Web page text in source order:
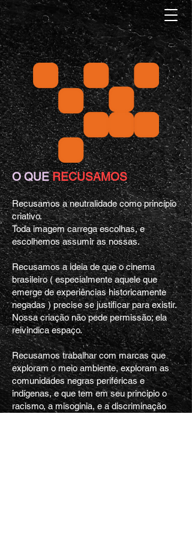
O QUERECUSAMOS
Recusamos a neutralidade como princípio
criativo.
Toda imagem carrega escolhas, e
escolhemos assumir as nossas.
Recusamos a ideia de que o cinema
brasileiro ( especialmente aquele que
emerge de experiências historicamente
negadas ) precise se justificar para existir.
Nossa criação não pede permissão; ela
reivindica espaço.
Recusamos trabalhar com marcas que
exploram o meio ambiente, exploram as
comunidades negras periféricas e
indígenas, e que tem em seu principio o
racismo, a misoginia, e a discriminação